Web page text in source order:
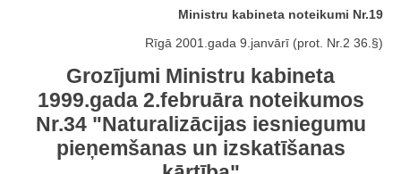
Ministru kabineta noteikumi Nr.19
Rīgā 2001.gada 9.janvārī (prot. Nr.2 36.§)
Grozījumi Ministru kabineta
1999.gada 2.februāra noteikumos
Nr.34 "Naturalizācijas iesniegumu
pieņemšanas un izskatīšanas